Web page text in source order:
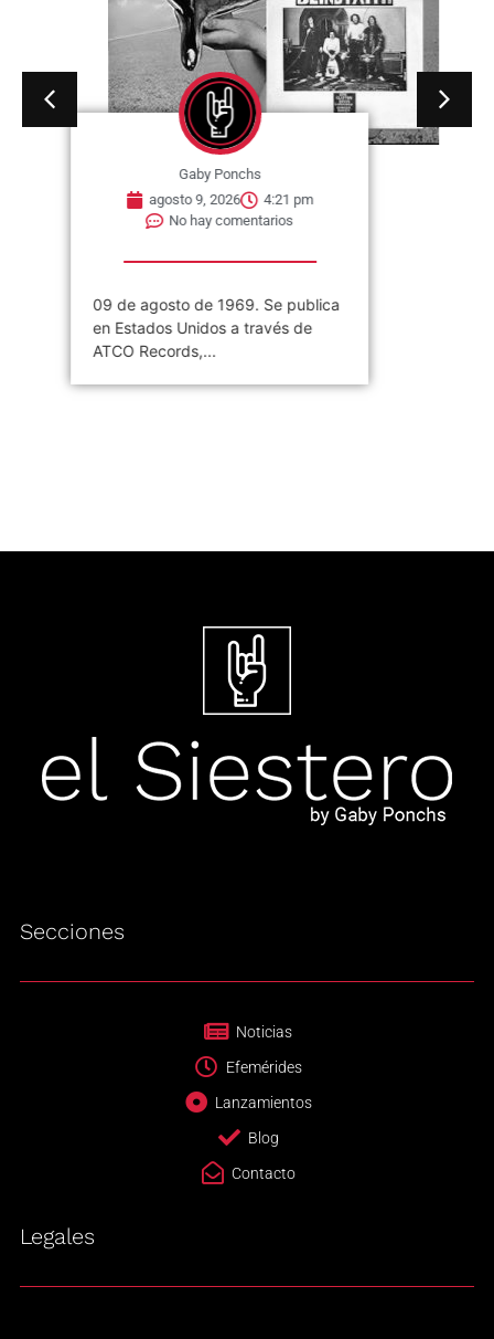
Gaby Ponchs
agosto 9, 2026
4:21 pm
No hay comentarios
09 de agosto de 1969. Se publica
en Estados Unidos a través de
ATCO Records,...
Secciones
Noticias
Efemérides
Lanzamientos
Blog
Contacto
Legales